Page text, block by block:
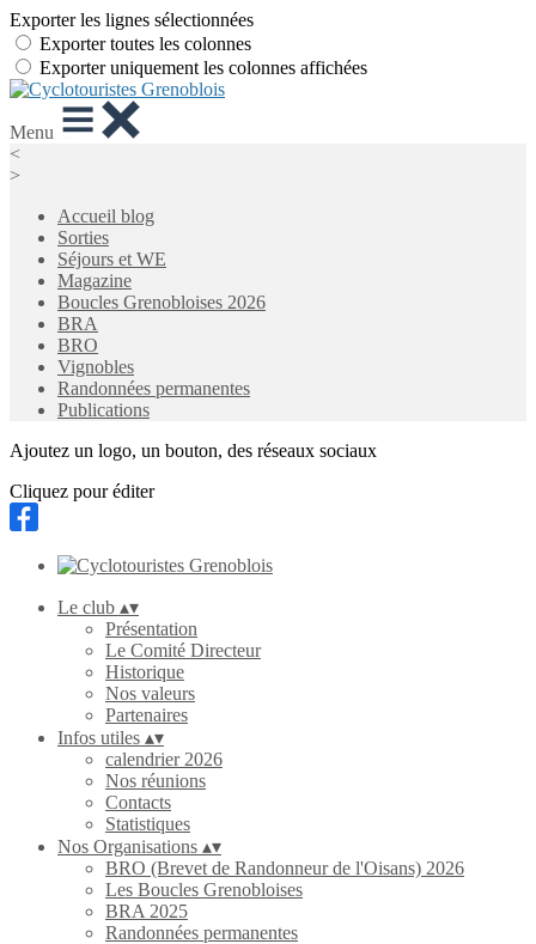
Exporter les lignes sélectionnées
Exporter toutes les colonnes
Exporter uniquement les colonnes affichées
Menu
<
>
Accueil blog
Sorties
Séjours et WE
Magazine
Boucles Grenobloises 2026
BRA
BRO
Vignobles
Randonnées permanentes
Publications
Ajoutez un logo, un bouton, des réseaux sociaux
Cliquez pour éditer
Le club ▴▾
Présentation
Le Comité Directeur
Historique
Nos valeurs
Partenaires
Infos utiles ▴▾
calendrier 2026
Nos réunions
Contacts
Statistiques
Nos Organisations ▴▾
BRO (Brevet de Randonneur de l'Oisans) 2026
Les Boucles Grenobloises
BRA 2025
Randonnées permanentes